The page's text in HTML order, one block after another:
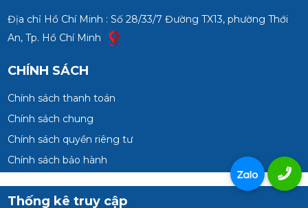
Địa chỉ Hồ Chí Minh : Số 28/33/7 Đường TX13, phường Thới
An, Tp. Hồ Chí Minh
CHÍNH SÁCH
Chính sách thanh toán
Chính sách chung
Chính sách quyền riêng tư
Chính sách bảo hành
Thống kê truy cập